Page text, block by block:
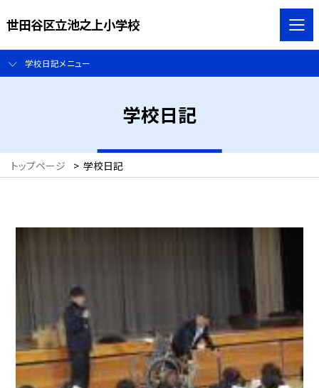
世田谷区立池之上小学校
学校日記メニュー
学校日記
トップページ > 学校日記